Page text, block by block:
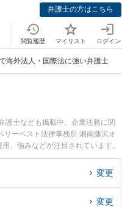
弁護士の方はこちら
閲覧履歴 マイリスト ログイン
海外法人・国際法に強い弁護士
護士なども掲載中。企業法務に関
ーベスト法律事務所 湘南藤沢オ
、強みなどが注目されています。
近くの弁護士を検索したい』『初
変更
変更